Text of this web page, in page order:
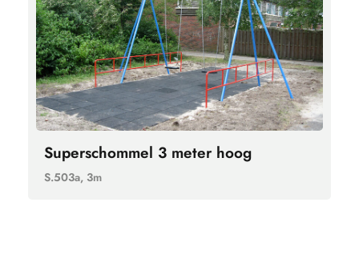
Superschommel 3 meter hoog
S.503a, 3m